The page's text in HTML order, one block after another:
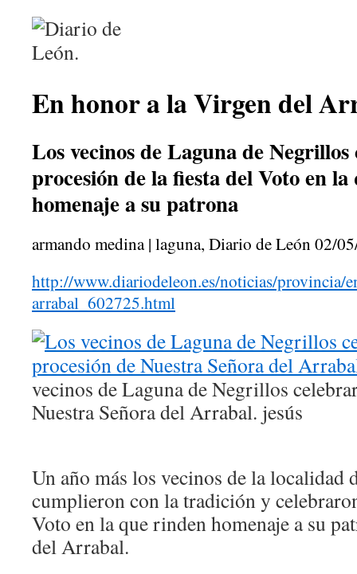
En honor a la Virgen del
Los vecinos de Laguna de
procesión de la fiesta del Voto en
homenaje a su patrona
armando medina | laguna, Diario de León 02/
http://www.diariodeleon.es/noticias/provincia/
arrabal_602725.html
vecinos de Laguna de Negrillos
Nuestra Señora del Arrabal. jesús
Un año más los vecinos de la localidad
cumplieron con la tradición y
Voto en la que rinden homenaje a su
del Arrabal.